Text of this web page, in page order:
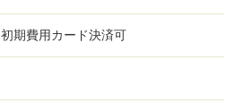
初期費用カード決済可